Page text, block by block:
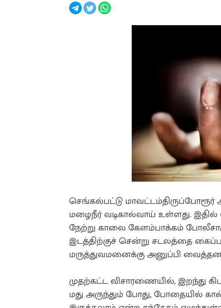
செங்கல்பட்டு
மழைநீர் வடிகால்வாய் உள்ளது.
நேற்று காலை கேளம்பாக்கம்
இடத்திற்குச் சென்று சடலத்தை
மருத்துவமனைக்கு அனுப்பி
முதற்கட்ட விசாரணையில், இறந்து
மது அருந்தும் போது, போதையில்